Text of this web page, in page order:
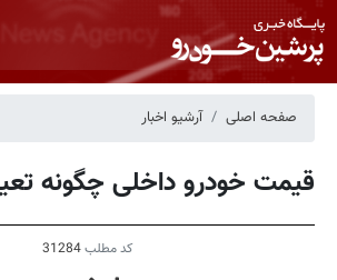
صفحه اصلی آرشیو اخبار
قیمت خودرو داخلی چگونه
کد مطلب31284